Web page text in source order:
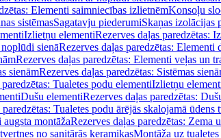
Elementi saimniecības izlietnēmKonsoļu
sistēmasSagatavju piederumiSkaņas izolācijas
Izlietņu elementiRezerves daļas paredzētas:
sienāRezerves daļas paredzētas: Elementi
Rezerves daļas paredzētas: Elementi veļas un
sienāmRezerves daļas paredzētas: Sistēmas
Tualetes podu elementiIzlietņu
Dušu elementiRezerves daļas paredzētas:
Tualetes podu ārējās skalojamā ūdens
montāžaRezerves daļas paredzētas: Zema
no sanitārās keramikasMontāža uz tualetes